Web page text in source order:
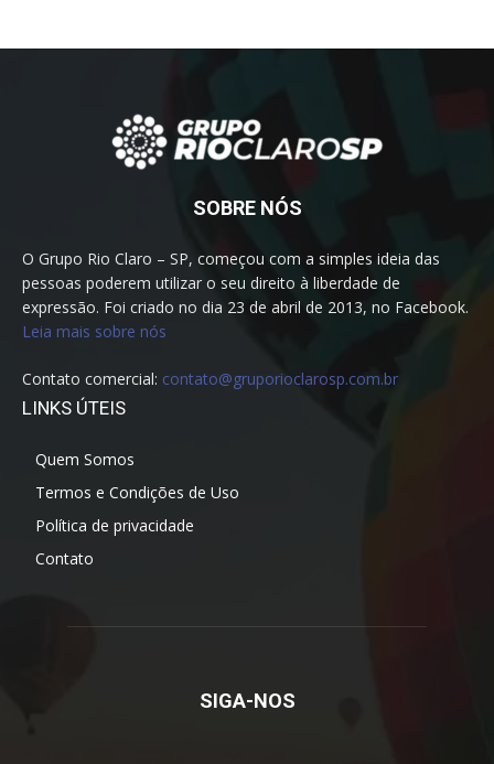
SOBRE NÓS
O Grupo Rio Claro – SP, começou com a simples ideia das
pessoas poderem utilizar o seu direito à liberdade de
expressão. Foi criado no dia 23 de abril de 2013, no Facebook.
Leia mais sobre nós
Contato comercial: contato@gruporioclarosp.com.br
LINKS ÚTEIS
Quem Somos
Termos e Condições de Uso
Política de privacidade
Contato
SIGA-NOS